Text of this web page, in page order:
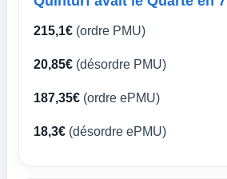
215,1€ (ordre PMU)
20,85€ (désordre PMU)
187,35€ (ordre ePMU)
18,3€ (désordre ePMU)